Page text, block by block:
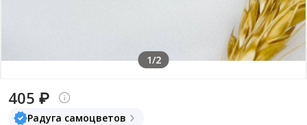
1/2
405 ₽
Радуга самоцветов